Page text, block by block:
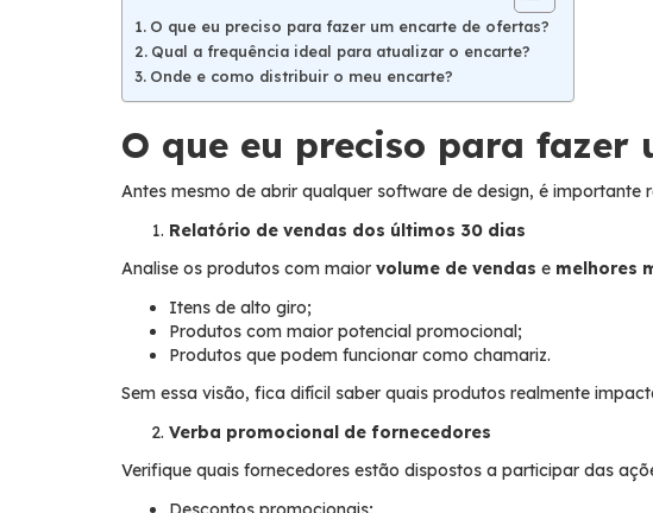
O que eu preciso para fazer um encarte de ofertas?
Qual a frequência ideal para atualizar o encarte?
Onde e como distribuir o meu encarte?
O que eu preciso para fazer
Antes mesmo de abrir qualquer software de design, é importante
Relatório de vendas dos últimos 30 dias
Analise os produtos com maior volume de vendas e melhores
Itens de alto giro;
Produtos com maior potencial promocional;
Produtos que podem funcionar como chamariz.
Sem essa visão, fica difícil saber quais produtos realmente
Verba promocional de fornecedores
Verifique quais fornecedores estão dispostos a participar das